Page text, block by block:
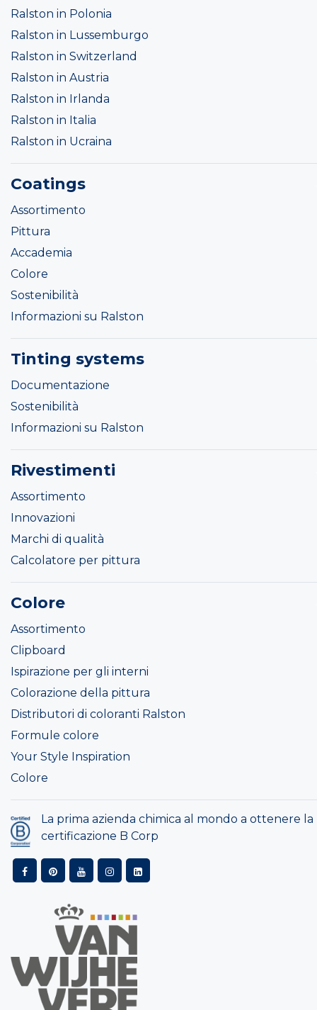
Ralston in Polonia
Ralston in Lussemburgo
Ralston in Switzerland
Ralston in Austria
Ralston in Irlanda
Ralston in Italia
Ralston in Ucraina
Coatings
Assortimento
Pittura
Accademia
Colore
Sostenibilità
Informazioni su Ralston
Tinting systems
Documentazione
Sostenibilità
Informazioni su Ralston
Rivestimenti
Assortimento
Innovazioni
Marchi di qualità
Calcolatore per pittura
Colore
Assortimento
Clipboard
Ispirazione per gli interni
Colorazione della pittura
Distributori di coloranti Ralston
Formule colore
Your Style Inspiration
Colore
La prima azienda chimica al mondo a ottenere la
certificazione B Corp